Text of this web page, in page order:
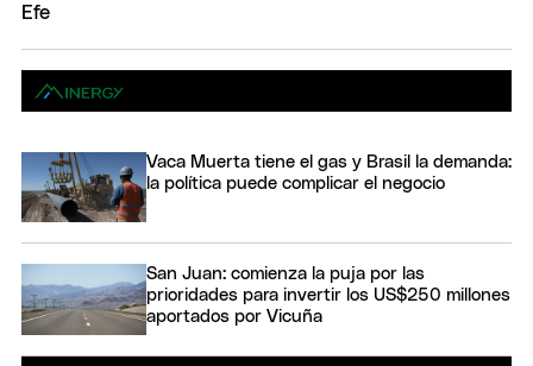
Vaca Muerta tiene el gas y Brasil la demanda:
la política puede complicar el negocio
San Juan: comienza la puja por las
prioridades para invertir los US$250 millones
aportados por Vicuña